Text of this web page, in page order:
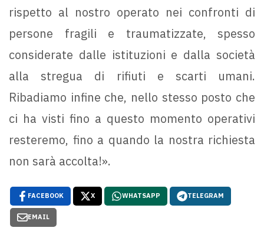
rispetto al nostro operato nei confronti di
persone fragili e traumatizzate, spesso
considerate dalle istituzioni e dalla società
alla stregua di rifiuti e scarti umani.
Ribadiamo infine che, nello stesso posto che
ci ha visti fino a questo momento operativi
resteremo, fino a quando la nostra richiesta
non sarà accolta!».
FACEBOOK X WHATSAPP TELEGRAM
EMAIL